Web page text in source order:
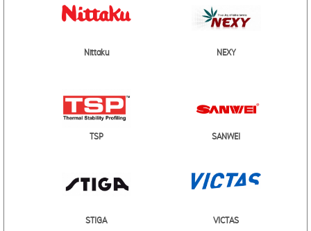
Nittaku NEXY
TSP SANWEI
STIGA VICTAS